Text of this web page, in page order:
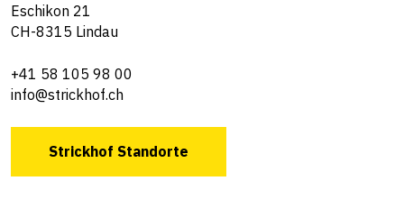
Eschikon 21
CH-8315 Lindau
+41 58 105 98 00
info@strickhof.ch
Strickhof Standorte